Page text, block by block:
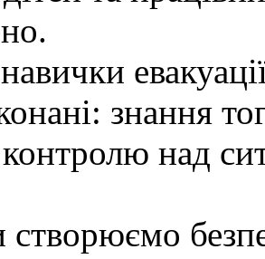
знання
над